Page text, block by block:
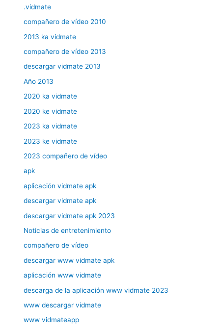
.vidmate
compañero de vídeo 2010
2013 ka vidmate
compañero de vídeo 2013
descargar vidmate 2013
Año 2013
2020 ka vidmate
2020 ke vidmate
2023 ka vidmate
2023 ke vidmate
2023 compañero de vídeo
apk
aplicación vidmate apk
descargar vidmate apk
descargar vidmate apk 2023
Noticias de entretenimiento
compañero de vídeo
descargar www vidmate apk
aplicación www vidmate
descarga de la aplicación www vidmate 2023
www descargar vidmate
www vidmateapp